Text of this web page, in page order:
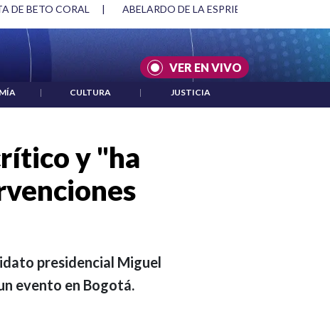
ESPRIELLA Y DMG | ACUERDOS ENTRE ESTADOS UNIDOS E
VER EN VIVO
| CULTURA | JUSTICIA
y "ha
presidencial Miguel
evento en Bogotá.